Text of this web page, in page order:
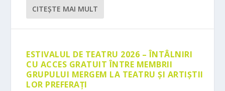
CITEŞTE MAI MULT
ESTIVALUL DE TEATRU 2026 – ÎNTÂLNIRI
CU ACCES GRATUIT ÎNTRE MEMBRII
GRUPULUI MERGEM LA TEATRU ȘI ARTIȘTII
LOR PREFERAȚI